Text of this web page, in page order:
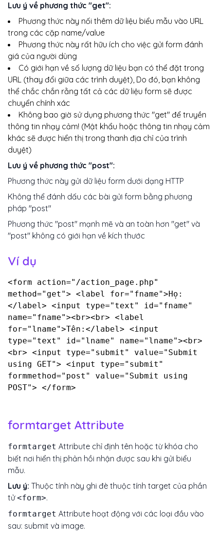
Lưu ý về phương thức "get":
Phương thức này nối thêm dữ liệu biểu mẫu vào URL
trong các cặp name/value
Phương thức này rất hữu ích cho việc gửi form đánh
giá của người dùng
Có giới hạn về số lượng dữ liệu bạn có thể đặt trong
URL (thay đổi giữa các trình duyệt), Do đó, bạn không
thể chắc chắn rằng tất cả các dữ liệu form sẽ được
chuyển chính xác
Không bao giờ sử dụng phương thức "get" để truyền
thông tin nhạy cảm! (Mật khẩu hoặc thông tin nhạy cảm
khác sẽ được hiển thị trong thanh địa chỉ của trình
duyệt)
Lưu ý về phương thức "post":
Phương thức này gửi dữ liệu form dưới dạng HTTP
Không thể đánh dấu các bài gửi form bằng phương
pháp "post"
Phương thức "post" mạnh mẽ và an toàn hơn "get" và
"post" không có giới hạn về kích thước
Ví dụ
<form action="/action_page.php"
method="get"> <label for="fname">Họ:
</label> <input type="text" id="fname"
name="fname"><br><br> <label
for="lname">Tên:</label> <input
type="text" id="lname" name="lname"><br>
<br> <input type="submit" value="Submit
using GET"> <input type="submit"
formmethod="post" value="Submit using
POST"> </form>
formtarget Attribute
formtarget Attribute chỉ định tên hoặc từ khóa cho
biết nơi hiển thị phản hồi nhận được sau khi gửi biểu
mẫu.
Lưu ý: Thuộc tính này ghi đè thuộc tính target của phần
tử<form>.
formtarget Attribute hoạt động với các loại đầu vào
sau: submit và image.